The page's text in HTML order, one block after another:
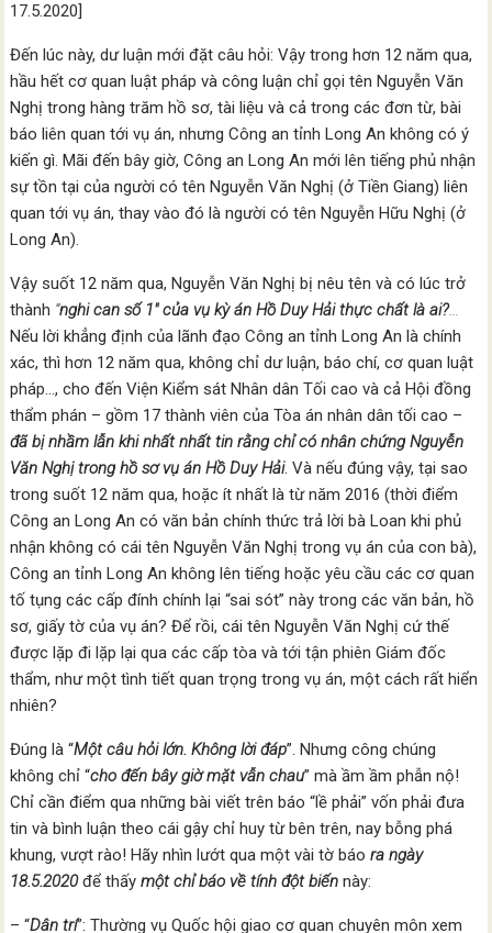
17.5.2020]
Đến lúc này, dư luận mới đặt câu hỏi: Vậy trong hơn 12 năm qua,
hầu hết cơ quan luật pháp và công luận chỉ gọi tên Nguyễn Văn
Nghị trong hàng trăm hồ sơ, tài liệu và cả trong các đơn từ, bài
báo liên quan tới vụ án, nhưng Công an tỉnh Long An không có ý
kiến gì. Mãi đến bây giờ, Công an Long An mới lên tiếng phủ nhận
sự tồn tại của người có tên Nguyễn Văn Nghị (ở Tiền Giang) liên
quan tới vụ án, thay vào đó là người có tên Nguyễn Hữu Nghị (ở
Long An).
Vậy suốt 12 năm qua, Nguyễn Văn Nghị bị nêu tên và có lúc trở
thành “nghi can số 1″ của vụ kỳ án Hồ Duy Hải thực chất là ai?…
Nếu lời khẳng định của lãnh đạo Công an tỉnh Long An là chính
xác, thì hơn 12 năm qua, không chỉ dư luận, báo chí, cơ quan luật
pháp…, cho đến Viện Kiểm sát Nhân dân Tối cao và cả Hội đồng
thẩm phán – gồm 17 thành viên của Tòa án nhân dân tối cao –
đã bị nhầm lẫn khi nhất nhất tin rằng chỉ có nhân chứng Nguyễn
Văn Nghị trong hồ sơ vụ án Hồ Duy Hải. Và nếu đúng vậy, tại sao
trong suốt 12 năm qua, hoặc ít nhất là từ năm 2016 (thời điểm
Công an Long An có văn bản chính thức trả lời bà Loan khi phủ
nhận không có cái tên Nguyễn Văn Nghị trong vụ án của con bà),
Công an tỉnh Long An không lên tiếng hoặc yêu cầu các cơ quan
tố tụng các cấp đính chính lại “sai sót” này trong các văn bản, hồ
sơ, giấy tờ của vụ án? Để rồi, cái tên Nguyễn Văn Nghị cứ thế
được lặp đi lặp lại qua các cấp tòa và tới tận phiên Giám đốc
thẩm, như một tình tiết quan trọng trong vụ án, một cách rất hiển
nhiên?
Đúng là “Một câu hỏi lớn. Không lời đáp”. Nhưng công chúng
không chỉ “cho đến bây giờ mặt vẫn chau” mà ầm ầm phẫn nộ!
Chỉ cần điểm qua những bài viết trên báo “lề phải” vốn phải đưa
tin và bình luận theo cái gậy chỉ huy từ bên trên, nay bỗng phá
khung, vượt rào! Hãy nhìn lướt qua một vài tờ báora ngày
18.5.2020để thấymột chỉ báo về tính đột biến này:
– “Dân trí”: Thường vụ Quốc hội giao cơ quan chuyên môn xem